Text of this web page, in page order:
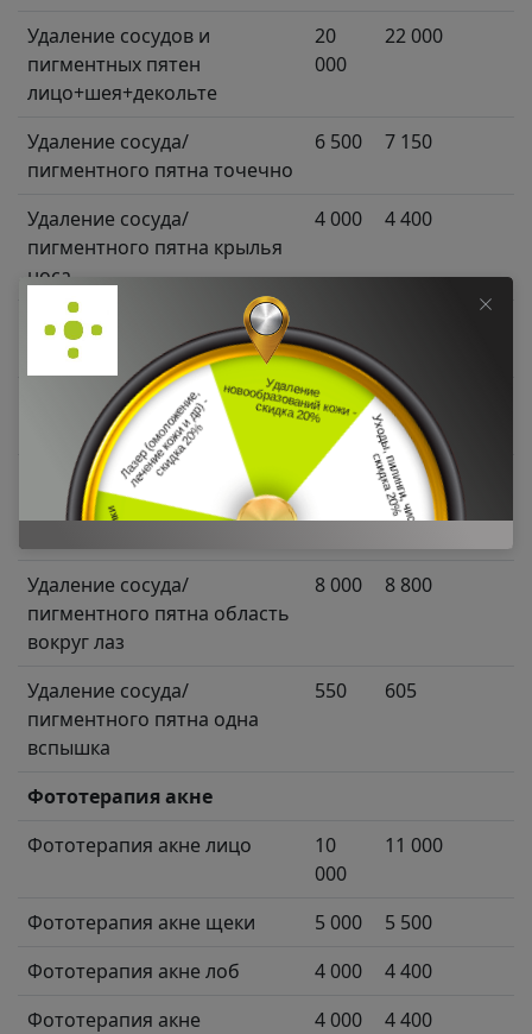
Удаление сосудов и
пигментных пятен
лицо+шея+декольте
20
000
22 000
Удаление сосуда/
пигментного пятна точечно
6 500 7 150
Удаление сосуда/
пигментного пятна крылья
носа
4 000 4 400
Удаление сосуда/
пигментного пятна щеки
Удаление сосуда/
пигментного пятна лоб
7 000 7 700
Удаление сосуда/
пигментного пятна
8 800
Удаление сосуда/
пигментного пятна область
вокруг лаз
8 000 8 800
Удаление сосуда/
пигментного пятна одна
вспышка
550 605
Фототерапия акне
Фототерапия акне лицо
10
000
11 000
Фототерапия акне щеки 5 000
5 500
Фототерапия акне лоб
4 000
4 400
Фототерапия акне
4 000 4 400